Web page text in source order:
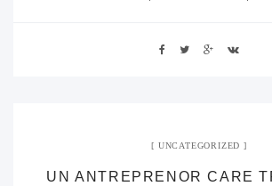
UNCATEGORIZED
UN ANTREPRENOR CARE